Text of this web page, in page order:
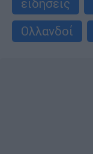
ειδήσεις
Ολλανδοί